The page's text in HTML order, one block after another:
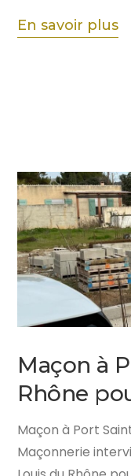
En savoir plus
Maçon à
Rhône
Maçon à Port
Maçonnerie